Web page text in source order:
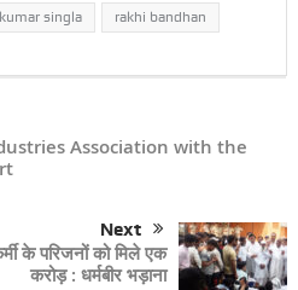
singla rakhi bandhan
Association with the
Next
के परिजनों को मिले एक
करोड़ : धर्मबीर भड़ाना